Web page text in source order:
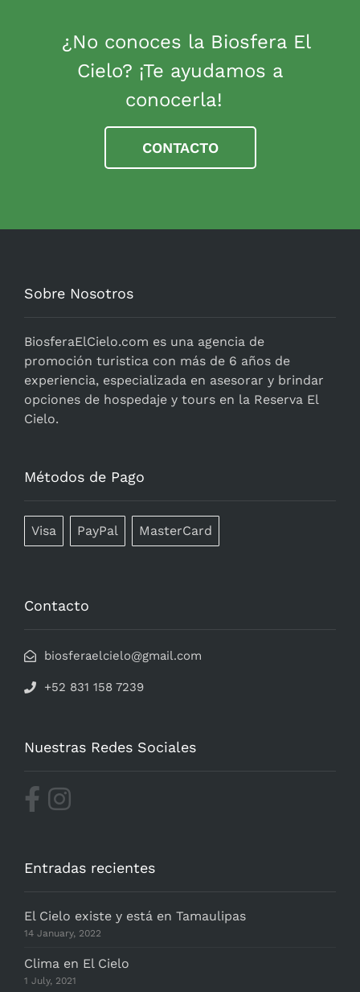
¿No conoces la Biosfera El
Cielo? ¡Te ayudamos a
conocerla!
CONTACTO
Sobre Nosotros
BiosferaElCielo.com es una agencia de
promoción turistica con más de 6 años de
experiencia, especializada en asesorar y brindar
opciones de hospedaje y tours en la Reserva El
Cielo.
Métodos de Pago
Visa PayPal MasterCard
Contacto
biosferaelcielo@gmail.com
+52 831 158 7239
Nuestras Redes Sociales
Entradas recientes
El Cielo existe y está en Tamaulipas
14 January, 2022
Clima en El Cielo
1 July, 2021